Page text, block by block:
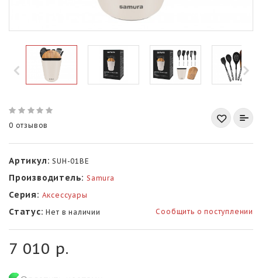
0 отзывов
Артикул: SUH-01BE
Производитель: Samura
Серия: Аксессуары
Статус: Нет в наличии Сообщить о поступлении
7 010 р.